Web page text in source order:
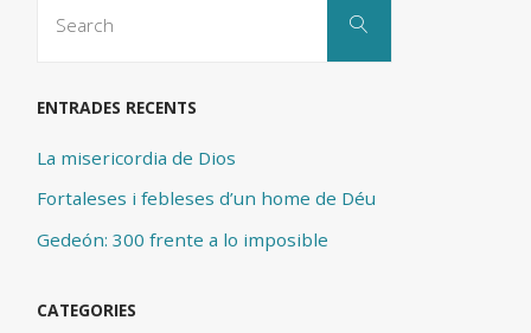
Search
ENTRADES RECENTS
La misericordia de Dios
Fortaleses i febleses d’un home de Déu
Gedeón: 300 frente a lo imposible
CATEGORIES